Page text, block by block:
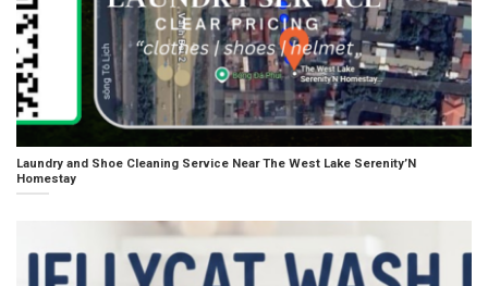
Laundry and Shoe Cleaning Service Near The West Lake Serenity’N
Homestay